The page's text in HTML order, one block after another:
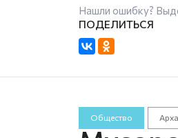
Нашли ошибку?
Общество